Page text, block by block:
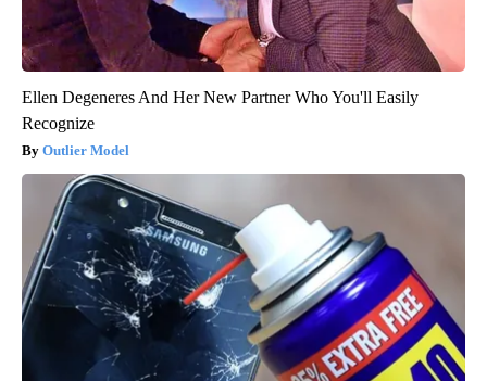
Ellen Degeneres And Her New Partner Who You'll Easily
Recognize
Outlier Model